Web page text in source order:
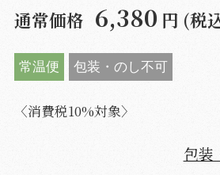
通常価格 6,380 円 (税
常温便 包装・のし不可
〈消費税10%対象〉
包装